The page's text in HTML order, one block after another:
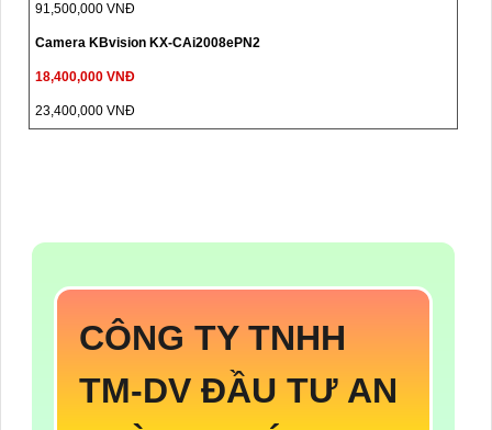
91,500,000 VNĐ
Camera KBvision KX-CAi2008ePN2
18,400,000 VNĐ
23,400,000 VNĐ
CÔNG TY TNHH
TM-DV ĐẦU TƯ AN